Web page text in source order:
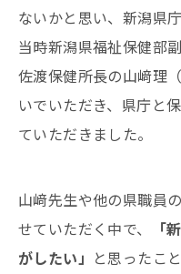
ないかと思い、新潟県
当時新潟県福祉保健部
佐渡保健所長の山﨑理
いでいただき、県庁と
ていただきました。
山﨑先生や他の県職員
せていただく中で、
「
がしたい」 と思ったこ